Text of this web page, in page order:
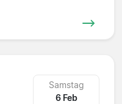
Samstag
6 Feb